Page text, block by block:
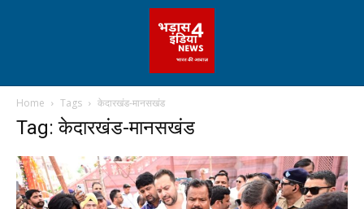
Home Tags केदारखंड-मानसखंड
Tag: केदारखंड-मानसखंड